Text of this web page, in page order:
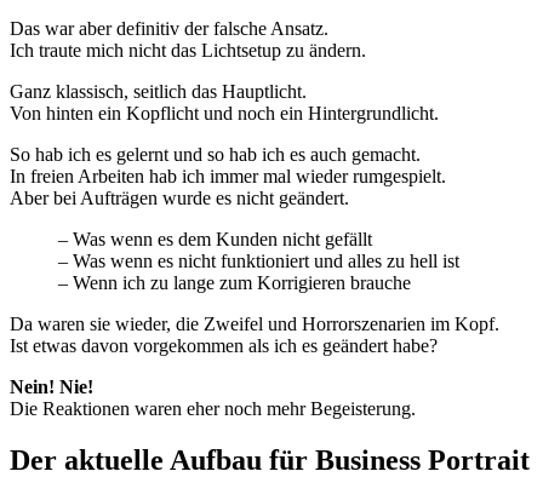
Das war aber definitiv der falsche Ansatz.
Ich traute mich nicht das Lichtsetup zu ändern.
Ganz klassisch, seitlich das Hauptlicht.
Von hinten ein Kopflicht und noch ein Hintergrundlicht.
So hab ich es gelernt und so hab ich es auch gemacht.
In freien Arbeiten hab ich immer mal wieder rumgespielt.
Aber bei Aufträgen wurde es nicht geändert.
– Was wenn es dem Kunden nicht gefällt
– Was wenn es nicht funktioniert und alles zu hell ist
– Wenn ich zu lange zum Korrigieren brauche
Da waren sie wieder, die Zweifel und Horrorszenarien im Kopf.
Ist etwas davon vorgekommen als ich es geändert habe?
Nein! Nie!
Die Reaktionen waren eher noch mehr Begeisterung.
Der aktuelle Aufbau für Business Portrait